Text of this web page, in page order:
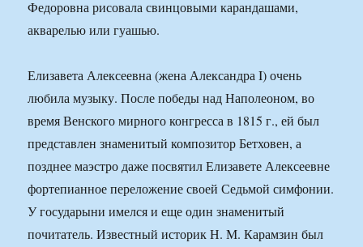
Федоровна рисовала свинцовыми карандашами,
акварелью или гуашью.
Елизавета Алексеевна (жена Александра I) очень
любила музыку. После победы над Наполеоном, во
время Венского мирного конгресса в 1815 г., ей был
представлен знаменитый композитор Бетховен, а
позднее маэстро даже посвятил Елизавете Алексеевне
фортепианное переложение своей Седьмой симфонии.
У государыни имелся и еще один знаменитый
почитатель. Известный историк Н. М. Карамзин был